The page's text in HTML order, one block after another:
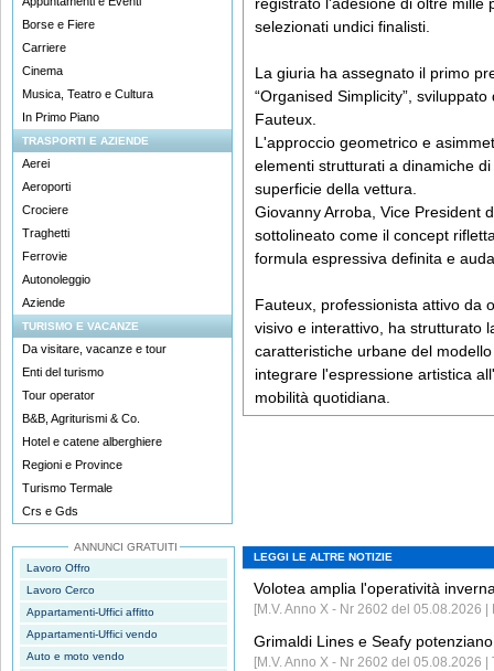
Borse e Fiere
Carriere
Cinema
Musica, Teatro e Cultura
In Primo Piano
TRASPORTI E AZIENDE
Aerei
Aeroporti
Crociere
Traghetti
Ferrovie
Autonoleggio
Aziende
TURISMO E VACANZE
Da visitare, vacanze e tour
Enti del turismo
Tour operator
B&B, Agriturismi & Co.
Hotel e catene alberghiere
Regioni e Province
Turismo Termale
Crs e Gds
ANNUNCI GRATUITI
Lavoro Offro
Lavoro Cerco
Appartamenti-Uffici affitto
Appartamenti-Uffici vendo
Auto e moto vendo
selezionati undici finalisti.
La giuria ha assegnato il primo
“Organised Simplicity”,
Fauteux.
L'approccio geometrico e
elementi strutturati a dinamiche
superficie della vettura.
Giovanny Arroba, Vice President
sottolineato come il concept
formula espressiva definita e
Fauteux, professionista attivo da
visivo e interattivo, ha strutturato
caratteristiche urbane del
integrare l'espressione artistica
mobilità quotidiana.
LEGGI LE ALTRE NOTIZIE
Volotea amplia l'operatività
[M.V. Anno X - Nr 2602 del 05.08.2026 |
Grimaldi Lines e Seafy
[M.V. Anno X - Nr 2602 del 05.08.2026 |